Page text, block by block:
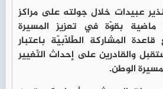
عبيدات خلال جولته على مراكز
ماضية بقوّة في تعزيز المسيرة
المشاركة الطّلّابيّة باعتبار
والقادرين على إحداث التّغيير
الوطن.